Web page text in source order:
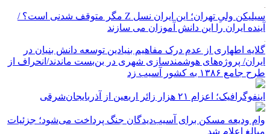
سیلیکن ولیِ تهران؛ این ایران نسل Z مگر متوقف شدنی است؟ /
آینده ایران را این دانش آموزان می سازند
گلایه اطهاری از عدم درک مفاهیم بنیادین توسعه دانش بنیان در
ایران/ پروژه‌های هوشمندسازی شهری در بن‌بست ماندند/انحراف از
طرح جامع ۱۳۸۶ به کشور آسیب زد
اینفوگرافیک؛ اعزام ۲۱ هزار زائر اربعین از آذربایجان‌شرقی
وام ودیعه مسکن برای آسیب‌دیدگان جنگ پرداخت می‌شود؛ جزئیات
مبالغ اعلام شد